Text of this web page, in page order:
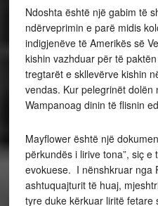
Ndoshta është një gabim të
ndërveprimin e parë midis
indigjenëve të Amerikës së
kishin vazhduar për të
tregtarët e skllevërve kishin
vendas. Kur pelegrinët
Wampanoag dinin të flisnin
Mayflower është një
përkundës i lirive tona”, siç
evokuese. I nënshkruar nga
ashtuquajturit të huaj,
tyre duke kërkuar liritë